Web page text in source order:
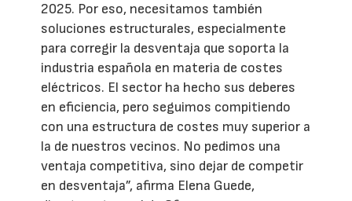
2025. Por eso, necesitamos también
soluciones estructurales, especialmente
para corregir la desventaja que soporta la
industria española en materia de costes
eléctricos. El sector ha hecho sus deberes
en eficiencia, pero seguimos compitiendo
con una estructura de costes muy superior a
la de nuestros vecinos. No pedimos una
ventaja competitiva, sino dejar de competir
en desventaja”, afirma Elena Guede,